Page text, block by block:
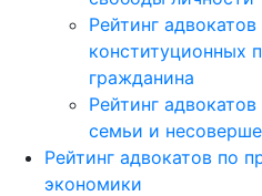
Рейтинг
конституционных
гражданина
Рейтинг
семьи и
Рейтинг адвокатов по
экономики